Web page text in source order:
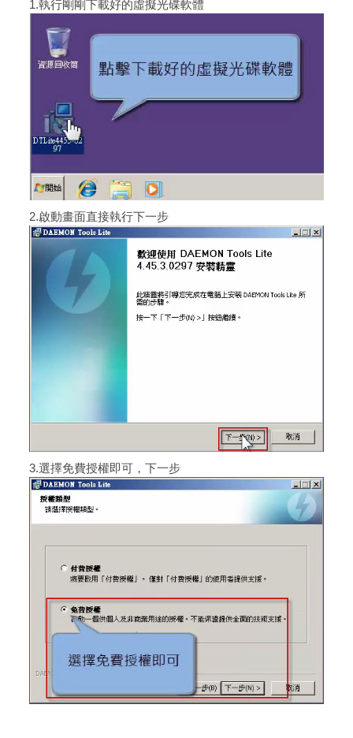
1.執行剛剛下載好的虛擬光碟軟體
2.啟動畫面直接執行下一步
3.選擇免費授權即可，下一步